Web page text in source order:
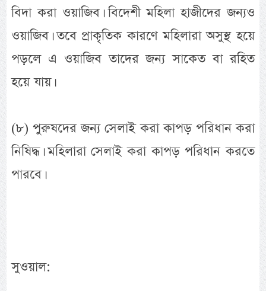
বিদা করা ওয়াজিব। বিদেশী মহিলা হাজীদের জন্যও
ওয়াজিব। তবে প্রাকৃতিক কারণে মহিলারা অসুস্থ হয়ে
পড়লে এ ওয়াজিব তাদের জন্য সাকেত বা রহিত
হয়ে যায়।
(৮) পুরুষদের জন্য সেলাই করা কাপড় পরিধান করা
নিষিদ্ধ। মহিলারা সেলাই করা কাপড় পরিধান করতে
পারবে।
সুওয়াল: